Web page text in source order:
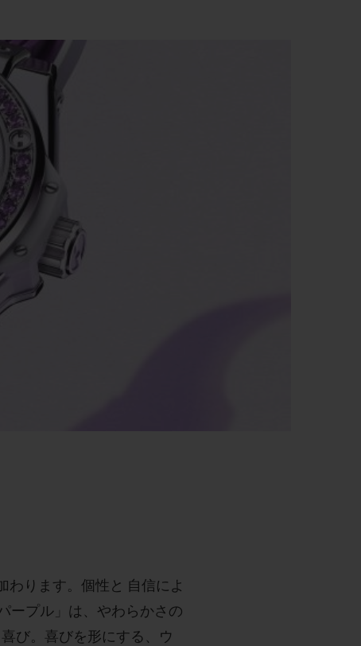
ります。個性と 自信によ
ープル」は、やわらかさの
び。喜びを形にする、ウ
ーデッド オールブラッ
ギフトポーチ